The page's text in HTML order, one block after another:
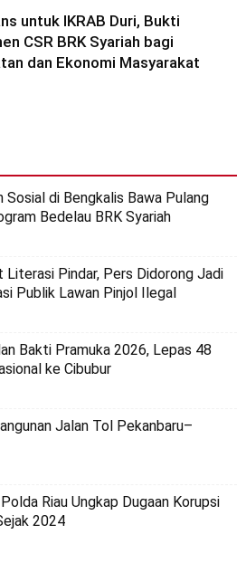
untuk IKRAB Duri, Bukti
CSR BRK Syariah bagi
dan Ekonomi Masyarakat
Sosial di Bengkalis Bawa Pulang
Bedelau BRK Syariah
Literasi Pindar, Pers Didorong Jadi
Publik Lawan Pinjol Ilegal
Bakti Pramuka 2026, Lepas 48
ke Cibubur
Jalan Tol Pekanbaru–
Riau Ungkap Dugaan Korupsi
2024